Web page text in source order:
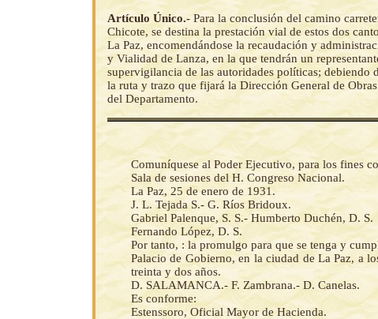
Artículo Único.- Para la conclusión del camino
Chicote, se destina la prestación vial de estos dos
La Paz, encomendándose la recaudación y
y Vialidad de Lanza, en la que tendrán un
supervigilancia de las autoridades políticas; debiendo
la ruta y trazo que fijará la Dirección General de
del Departamento.
Comuníquese al Poder Ejecutivo, para los fines
Sala de sesiones del H. Congreso Nacional.
La Paz, 25 de enero de 1931.
J. L. Tejada S.- G. Ríos Bridoux.
Gabriel Palenque, S. S.- Humberto Duchén, D. S.
Fernando López, D. S.
Por tanto, : la promulgo para que se tenga y
Palacio de Gobierno, en la ciudad de La Paz, a
treinta y dos años.
D. SALAMANCA.- F. Zambrana.- D. Canelas.
Es conforme:
Estenssoro, Oficial Mayor de Hacienda.